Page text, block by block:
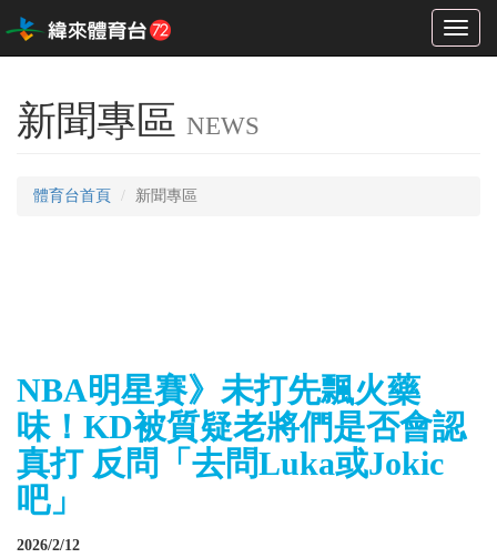
Toggle
新聞專區 NEWS
體育台首頁 新聞專區
NBA明星賽》未打先飄火藥
味！KD被質疑老將們是否會認
真打 反問「去問Luka或Jokic
吧」
2026/2/12